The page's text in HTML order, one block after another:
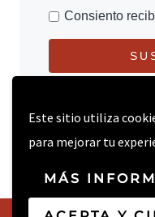
Este sitio utiliza
para mejorar tu
MÁS
Consiento